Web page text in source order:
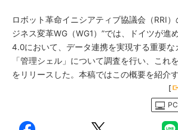
ロボット革命イニシアティブ協議会（RRI
ジネス変革WG（WG1）”では、ドイツが進
4.0において、データ連携を実現する重要な
「管理シェル」について調査を行い、これ
をリリースした。本稿ではこの概要を紹介す
[